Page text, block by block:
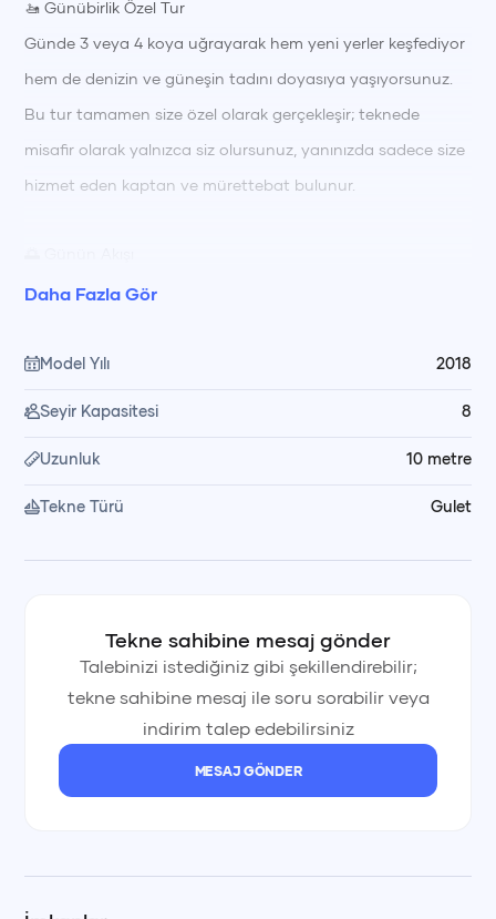
🚤 Günübirlik Özel Tur
Günde 3 veya 4 koya uğrayarak hem yeni yerler keşfediyor
hem de denizin ve güneşin tadını doyasıya yaşıyorsunuz.
Bu tur tamamen size özel olarak gerçekleşir; teknede
misafir olarak yalnızca siz olursunuz, yanınızda sadece size
hizmet eden kaptan ve mürettebat bulunur.
Tur boyunca turkuaz sularda yüzme molaları 🏊‍♂️ vererek
🍽️ taze hazırlanmış yemeğiniz, koyun huzurlu manzarası
koyların sakin atmosferinde keyif yapabilirsiniz.
edilir. Yanınızda getirdiğiniz içecekler soğuk olarak saklanır
ve istediğiniz zaman servis edilir.
💰 Fiyata Dahil Olanlar
Daha Fazla Gör
Model Yılı 2018
Seyir Kapasitesi 8
Uzunluk 10 metre
Tekne Türü Gulet
Tekne sahibine mesaj gönder
Talebinizi istediğiniz gibi şekillendirebilir;
tekne sahibine mesaj ile soru sorabilir veya
indirim talep edebilirsiniz
MESAJ GÖNDER